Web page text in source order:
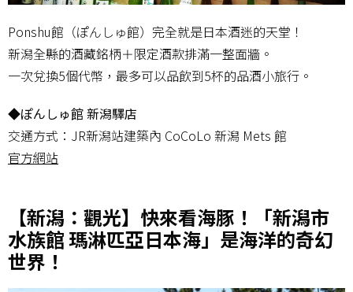
Ponshu館（ぽんしゅ館）完全就是日本酒迷的天堂！
新潟全縣的酒藏銘柄＋限定酒款排滿一整面牆。
一次兌換5個代幣，最多可以品飲到5杯的品酒小旅行。
◆ぽんしゅ館 新潟驛店
交通方式：JR新潟站建築內 CoCoLo 新潟 Mets 館
官方網站
【新潟：觀光】快來看海豚！「新潟市
水族館 瑪淋匹亞日本海」是海洋的奇幻
世界！